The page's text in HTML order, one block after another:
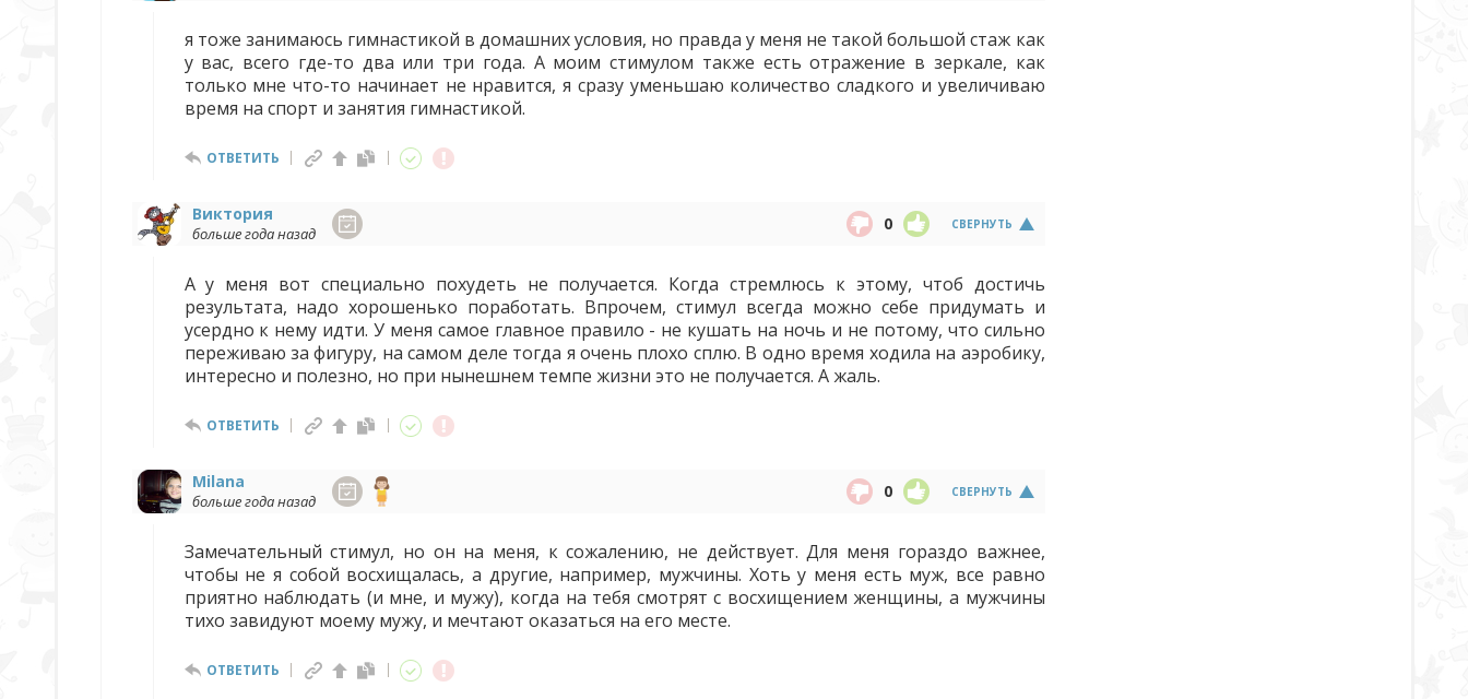
я тоже занимаюсь гимнастикой в домашних условия, но правда у меня не такой большой стаж как
у вас, всего где-то два или три года. А моим стимулом также есть отражение в зеркале, как
только мне что-то начинает не нравится, я сразу уменьшаю количество сладкого и увеличиваю
время на спорт и занятия гимнастикой.
ОТВЕТИТЬ
Виктория
больше года назад СВЕРНУТЬ
0
А у меня вот специально похудеть не получается. Когда стремлюсь к этому, чтоб достичь
результата, надо хорошенько поработать. Впрочем, стимул всегда можно себе придумать и
усердно к нему идти. У меня самое главное правило - не кушать на ночь и не потому, что сильно
переживаю за фигуру, на самом деле тогда я очень плохо сплю. В одно время ходила на аэробику,
интересно и полезно, но при нынешнем темпе жизни это не получается. А жаль.
ОТВЕТИТЬ
Milana
больше года назад СВЕРНУТЬ
0
Замечательный стимул, но он на меня, к сожалению, не действует. Для меня гораздо важнее,
чтобы не я собой восхищалась, а другие, например, мужчины. Хоть у меня есть муж, все равно
приятно наблюдать (и мне, и мужу), когда на тебя смотрят с восхищением женщины, а мужчины
тихо завидуют моему мужу, и мечтают оказаться на его месте.
ОТВЕТИТЬ